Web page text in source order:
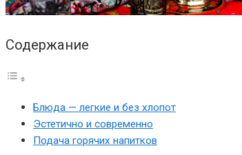
Содержание
Блюда — легкие и без хлопот
Эстетично и современно
Подача горячих напитков